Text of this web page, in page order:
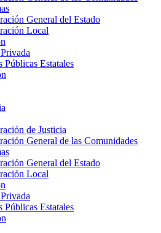
General del Estado
Local
Públicas Estatales
de Justicia
General de las Comunidades
General del Estado
Local
Públicas Estatales